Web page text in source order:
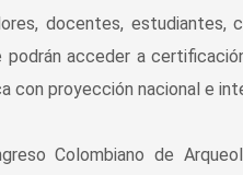
docentes, estudiantes,
podrán acceder a
con proyección nacional e
Colombiano de